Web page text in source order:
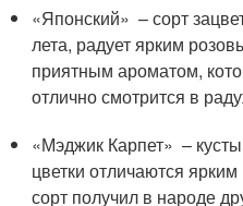
«Японский» – сорт
лета, радует ярким
приятным ароматом,
отлично смотрится в
«Мэджик Карпет» –
цветки отличаются
сорт получил в народе